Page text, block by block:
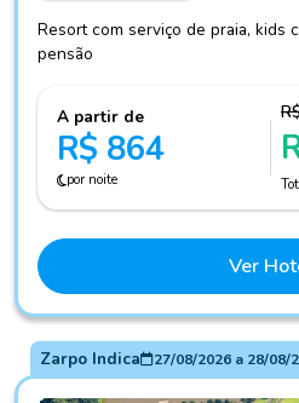
Resort com serviço de praia, kids
pensão
A partir de
R$ 864
por noite
Ver
Zarpo Indica 27/08/2026a 28/08/